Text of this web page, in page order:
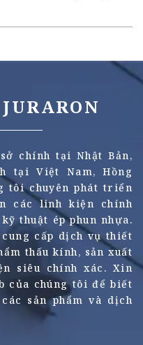
chính tại Nhật Bản,
tại Việt Nam, Hồng
tôi chuyên phát triển
các linh kiện chính
thuật ép phun nhựa.
cấp dịch vụ thiết
thấu kính, sản xuất
siêu chính xác. Xin
của chúng tôi để biết
sản phẩm và dịch